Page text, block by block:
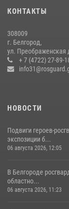
боксу
Росгвардейцы
Старооскольского
10 июля 2026, 06:30
КОНТАКТЫ
308009
г. Белгород,
ул. Преображенская
+ 7 (4722) 27-89-
НОВОСТИ
Подвиги
экспозиции б...
06 августа 2026, 12:05
В Белгороде
областно...
06 августа 2026, 11:23